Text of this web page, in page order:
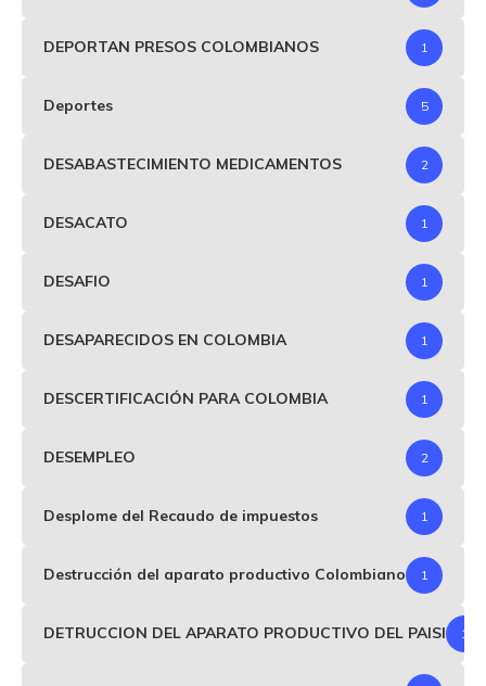
DEPORTAN PRESOS COLOMBIANOS 1
Deportes 5
DESABASTECIMIENTO MEDICAMENTOS 2
DESACATO 1
DESAFIO 1
DESAPARECIDOS EN COLOMBIA 1
DESCERTIFICACIÓN PARA COLOMBIA 1
DESEMPLEO 2
Desplome del Recaudo de impuestos 1
Destrucción del aparato productivo Colombiano 1
DETRUCCION DEL APARATO PRODUCTIVO DEL PAISI 1